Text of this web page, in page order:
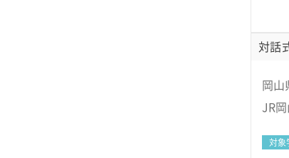
対話
岡山
JR
対象